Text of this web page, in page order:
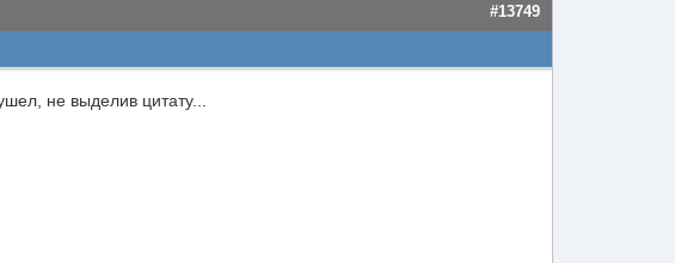
#13749
не выделив цитату...